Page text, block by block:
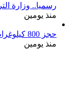
رسميا.. وزارة
منذ يومين
حجز 800 كيلوغرام من الكوكايين بميناء أمستردام
منذ يومين